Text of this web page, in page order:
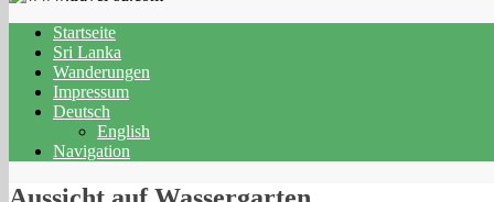
Startseite
Sri Lanka
Wanderungen
Impressum
Deutsch
English
Navigation